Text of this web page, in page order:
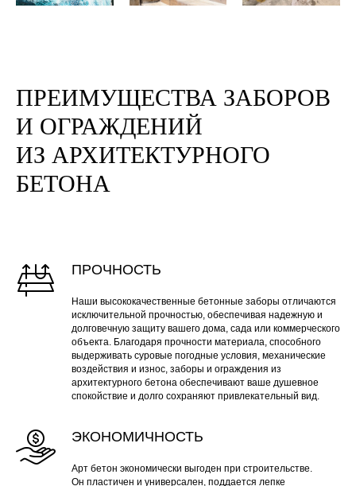
ПРЕИМУЩЕСТВА ЗАБОРОВ
И ОГРАЖДЕНИЙ
ИЗ АРХИТЕКТУРНОГО
БЕТОНА
ПРОЧНОСТЬ
Наши высококачественные бетонные заборы отличаются
исключительной прочностью, обеспечивая надежную и
долговечную защиту вашего дома, сада или коммерческого
объекта. Благодаря прочности материала, способного
выдерживать суровые погодные условия, механические
воздействия и износ, заборы и ограждения из
архитектурного бетона обеспечивают ваше душевное
спокойствие и долго сохраняют привлекательный вид.
ЭКОНОМИЧНОСТЬ
Арт бетон экономически выгоден при строительстве.
Он пластичен и универсален, поддается лепке